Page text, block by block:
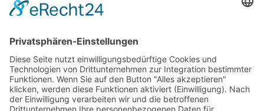
Wir wollen Ihr persönlicher Online Marine Spezialist sein,
der sich auf die Fahne geschrieben hat, der zuverlässigste
und preiswerteste Anbieter zu sein.